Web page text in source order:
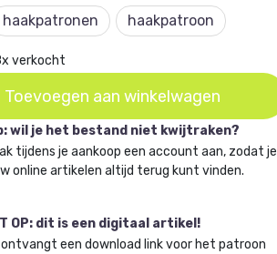
haakpatronen haakpatroon
verkocht
Toevoegen aan winkelwagen
wil je het bestand niet kwijtraken?
tijdens je aankoop een account aan, zodat je
online artikelen altijd terug kunt vinden.
OP: dit is een digitaal artikel!
een download link voor het patroon